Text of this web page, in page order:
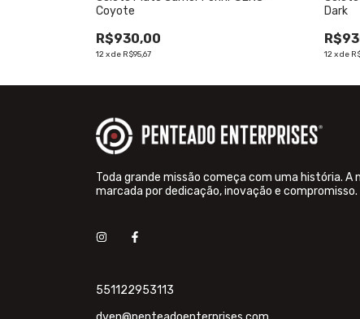
Coyote
R$930,00
12xde R$95,67
Dark
12xde
Toda grande missão começa com uma história. A
marcada por dedicação, inovação e compromisso.
551122953113